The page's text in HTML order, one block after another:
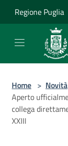
Regione Puglia
Home > Novità
Aperto
collega
XXIII